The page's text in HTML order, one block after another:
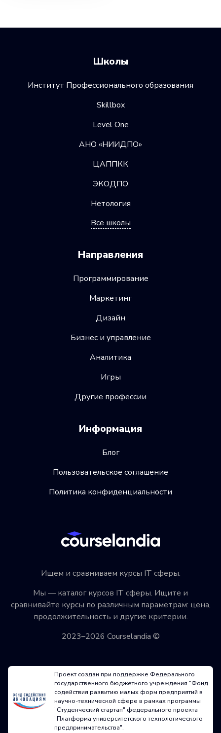
Ищем и сравниваем курсы IT сферы.
Мы — каталог курсов IT сферы. Ищите и
сравнивайте курсы по различным параметрам: цена,
продолжительность и другие критерии.
2023–2026 Courselandia ©
Школы
Институт Профессионального образования
Skillbox
Level One
АНО «НИИДПО»
ЦАППКК
ЭКОДПО
Нетология
Все школы
Направления
Программирование
Маркетинг
Дизайн
Бизнес и управление
Аналитика
Игры
Другие профессии
Информация
Блог
Пользовательское соглашение
Политика конфиденциальности
Проект создан при поддержке Федерального
государственного бюджетного учреждения "Фонд
содействия развитию малых форм предприятий в
научно-технической сфере в рамках программы
"Студенческий стартап" федерального проекта
"Платформа университетского технологического
предпринимательства".